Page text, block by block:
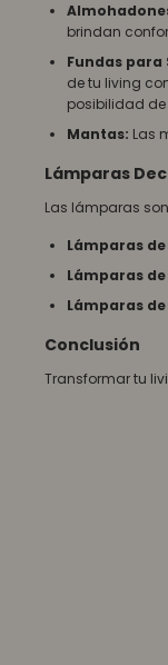
brindan
Fundas para
de tu living
posibilidad
Mantas: Las
Lámparas
Las lámparas
Lámparas
Lámparas de
Lámparas
Conclusión
Transformar tu